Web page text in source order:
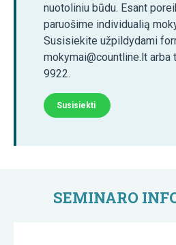
nuotoliniu būdu. Esant
paruošime individualią
Susisiekite užpildydami
mokymai@countline.lt arba
9922.
Susisiekti
SEMINARO